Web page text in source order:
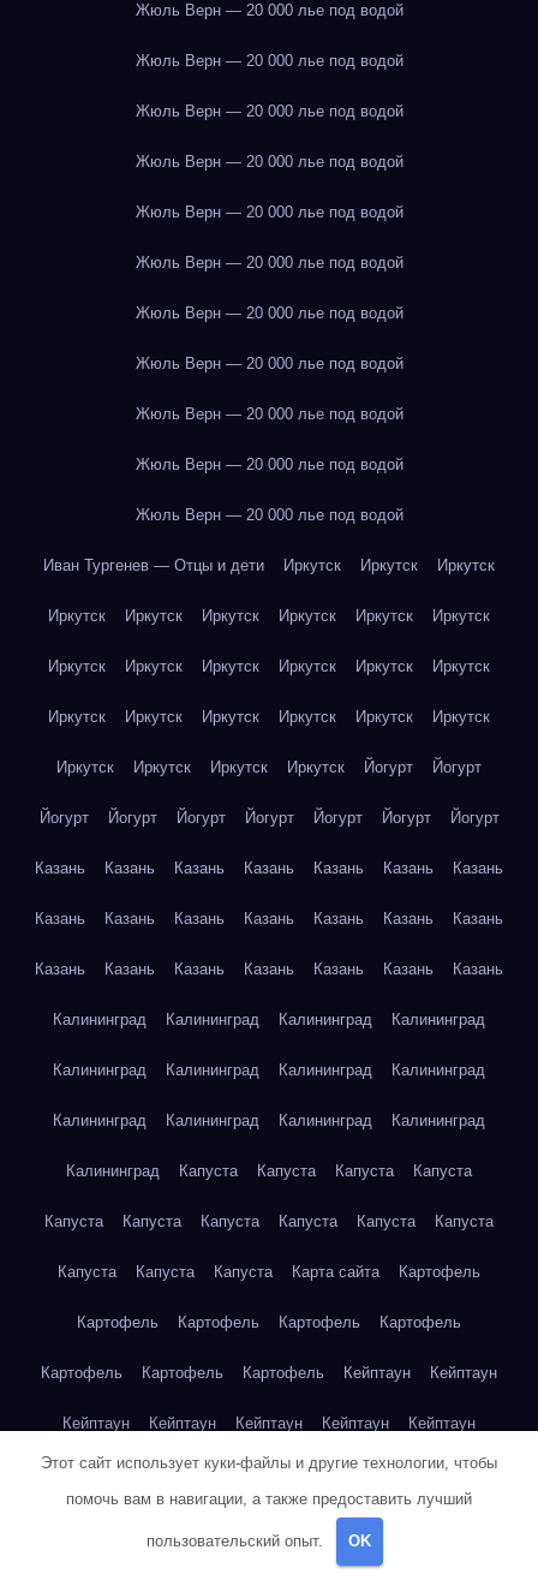
Жюль Верн — 20 000 лье под водой
Жюль Верн — 20 000 лье под водой
Жюль Верн — 20 000 лье под водой
Жюль Верн — 20 000 лье под водой
Жюль Верн — 20 000 лье под водой
Жюль Верн — 20 000 лье под водой
Жюль Верн — 20 000 лье под водой
Жюль Верн — 20 000 лье под водой
Жюль Верн — 20 000 лье под водой
Жюль Верн — 20 000 лье под водой
Жюль Верн — 20 000 лье под водой
Иван Тургенев — Отцы и дети Иркутск Иркутск Иркутск
Иркутск Иркутск Иркутск Иркутск Иркутск Иркутск
Иркутск Иркутск Иркутск Иркутск Иркутск Иркутск
Иркутск Иркутск Иркутск Иркутск Иркутск Иркутск
Иркутск Иркутск Иркутск Иркутск Йогурт Йогурт
Йогурт Йогурт Йогурт Йогурт Йогурт Йогурт Йогурт
Казань Казань Казань Казань Казань Казань Казань
Казань Казань Казань Казань Казань Казань Казань
Казань Казань Казань Казань Казань Казань Казань
Калининград Калининград Калининград Калининград
Калининград Калининград Калининград Калининград
Калининград Калининград Калининград Калининград
Калининград Капуста Капуста Капуста Капуста
Капуста Капуста Капуста Капуста Капуста Капуста
Капуста Капуста Капуста Карта сайта Картофель
Картофель Картофель Картофель Картофель
Картофель Картофель Картофель Кейптаун Кейптаун
Кейптаун Кейптаун Кейптаун Кейптаун Кейптаун
Кейптаун Кейптаун Кейптаун Кейптаун Кейптаун
Кейптаун
Этот сайт использует куки-файлы и другие технологии, чтобы
помочь вам в навигации, а также предоставить лучший
пользовательский опыт. OK